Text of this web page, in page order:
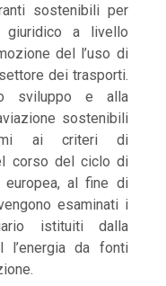
sostenibili per
giuridico a livello
del l’uso di
dei trasporti.
sviluppo e alla
sostenibili
ai criteri di
corso del ciclo di
al fine di
esaminati i
istituiti dalla
l’energia da fonti